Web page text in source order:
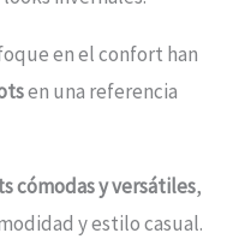
en el confort han
en una referencia
cómodas y versátiles,
y estilo casual.